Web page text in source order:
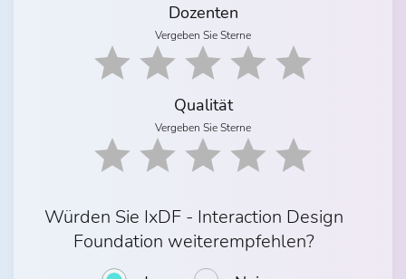
Dozenten
Vergeben Sie Sterne
Qualität
Vergeben Sie Sterne
Würden Sie IxDF - Interaction Design
Foundation weiterempfehlen?